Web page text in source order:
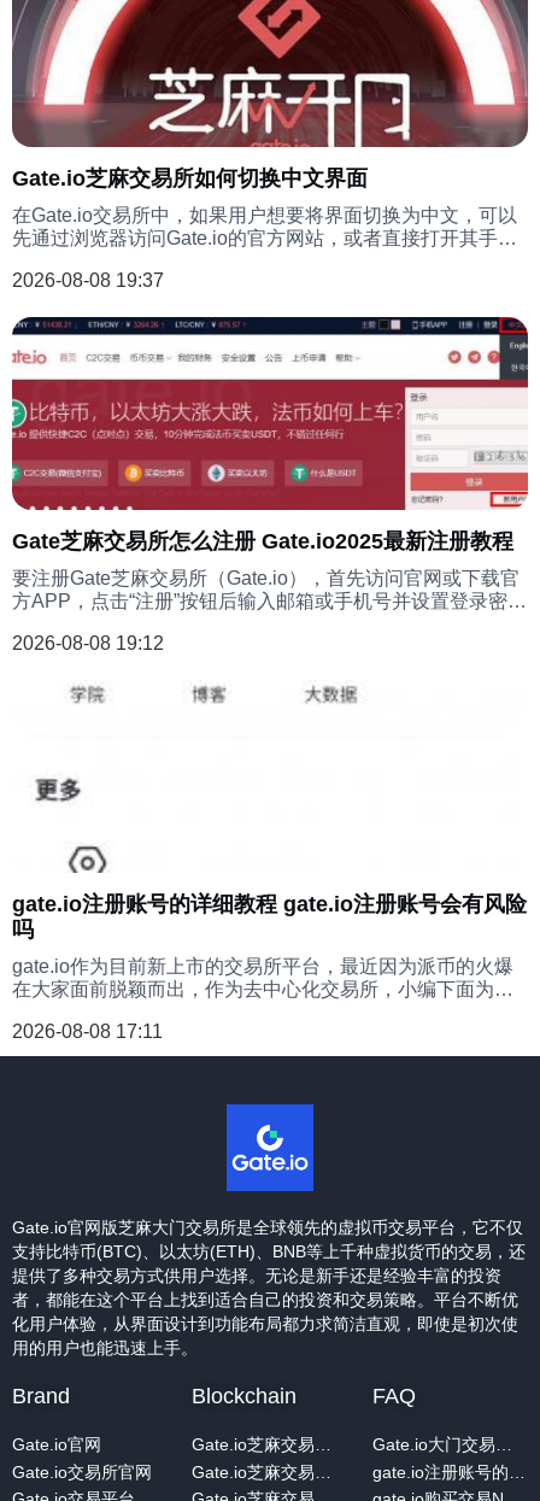
Gate.io芝麻交易所如何切换中文界面
在Gate.io交易所中，如果用户想要将界面切换为中文，可以
先通过浏览器访问Gate.io的官方网站，或者直接打开其手机
后在弹出的语言选项中选择中文，即可完成切换。
2026-08-08 19:37
Gate芝麻交易所怎么注册 Gate.io2025最新注册教程
要注册Gate芝麻交易所（Gate.io），首先访问官网或下载官
方APP，点击“注册”按钮后输入邮箱或手机号并设置登录密
实名认证（需提交身份证或护照等有效证件及人脸识别），
验证器（2FA）并启用资金密码，注册过程中需注意使用真
2026-08-08 19:12
gate.io注册账号的详细教程 gate.io注册账号会有风险
吗
gate.io作为目前新上市的交易所平台，最近因为派币的火爆
在大家面前脱颖而出，作为去中心化交易所，小编下面为朋
注册步骤，使用gate.io没有任何风险哦。
2026-08-08 17:11
Gate.io官网版芝麻大门交易所是全球领先的虚拟币交易平台，它不仅
支持比特币(BTC)、以太坊(ETH)、BNB等上千种虚拟货币的交易，还
提供了多种交易方式供用户选择。无论是新手还是经验丰富的投资
者，都能在这个平台上找到适合自己的投资和交易策略。平台不断优
化用户体验，从界面设计到功能布局都力求简洁直观，即使是初次使
用的用户也能迅速上手。
Brand
Gate.io官网
Gate.io交易所官网
Blockchain FAQ